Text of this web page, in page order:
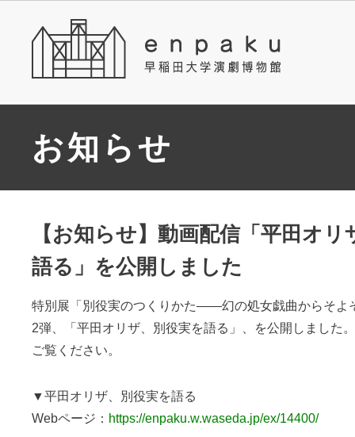
お知らせ
【お知らせ】動画配信「平田オ
語る」を公開しました
特別展「別役実のつくりかた――幻の処女戯曲からそよ
2弾、「平田オリザ、別役実を語る」、を公開しました
ご覧ください。
▼平田オリザ、別役実を語る
Webページ： https://enpaku.w.waseda.jp/ex/14400/